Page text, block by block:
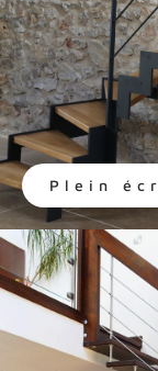
Plein